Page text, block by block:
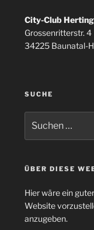
City-Club
Grossenritterstr. 4
34225 Baunatal-
SUCHE
nach:
ÜBER DIESE
Hier wäre ein
Website
anzugeben.